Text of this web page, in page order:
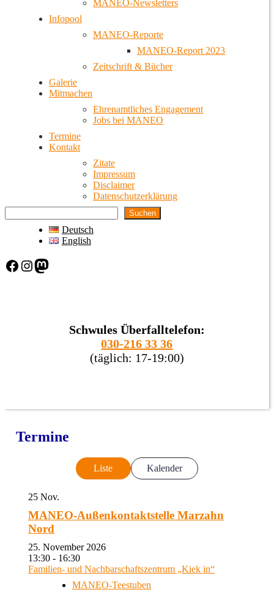
MANEO-Newsletters
Infopool
MANEO-Reporte
MANEO-Report 2023
Zeitschrift & Bücher
Galerie
Mitmachen
Ehrenamtliches Engagement
Jobs bei MANEO
Termine
Kontakt
Zitate
Impressum
Disclaimer
Datenschutzerklärung
Suchen
Deutsch
English
Facebook Instagram Mastodon
Schwules Überfalltelefon:
030-216 33 36
(täglich: 17-19:00)
Termine
Liste Kalender
25 Nov.
MANEO-Außenkontaktstelle Marzahn
Nord
25. November 2026
13:30 - 16:30
Familien- und Nachbarschaftszentrum „Kiek in“
MANEO-Teestuben